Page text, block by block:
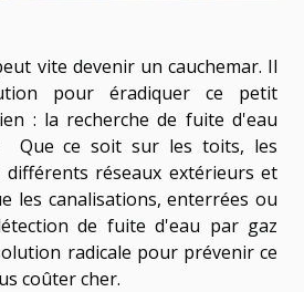
vite devenir un cauchemar. Il
pour éradiquer ce petit
: la recherche de fuite d'eau
Que ce soit sur les toits, les
réseaux extérieurs et
les canalisations, enterrées ou
de fuite d'eau par gaz
radicale pour prévenir ce
coûter cher.